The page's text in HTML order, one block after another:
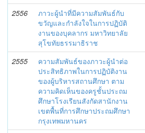
2556
ภาวะผู้นำที่มีความสัมพันธ์กับ
ขวัญและกำลังใจในการปฏิบัติ
งานของบุคลากร มหาวิทยาลัย
สุโขทัยธรรมาธิราช
2555
ความสัมพันธ์ของภาวะผู้นำต่อ
ประสิทธิภาพในการปฏิบัติงาน
ของผู้บริหารสถานศึกษา ตาม
ความคิดเห็นของครูชั้นประถม
ศึกษาโรงเรียนสังกัดสานักงาน
เขตพื้นที่การศึกษาประถมศึกษา
กรุงเทพมหานคร